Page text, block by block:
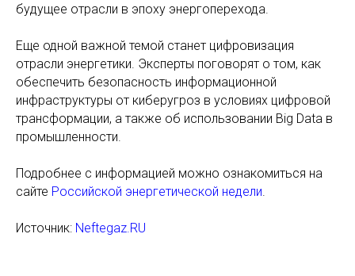
будущее отрасли в эпоху энергоперехода.
Еще одной важной темой станет цифровизация
отрасли энергетики. Эксперты поговорят о том, как
обеспечить безопасность информационной
инфраструктуры от киберугроз в условиях цифровой
трансформации, а также об использовании Big Data в
промышленности.
Подробнее с информацией можно ознакомиться на
сайте Российской энергетической недели
Источник: Neftegaz.RU